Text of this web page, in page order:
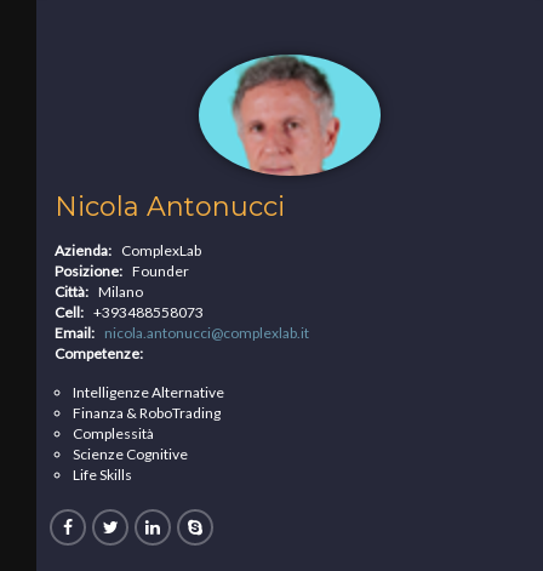
Nicola Antonucci
Azienda: ComplexLab
Posizione: Founder
Città: Milano
Cell: +393488558073
Email: nicola.antonucci@complexlab.it
Competenze:
Intelligenze Alternative
Finanza & RoboTrading
Complessità
Scienze Cognitive
Life Skills